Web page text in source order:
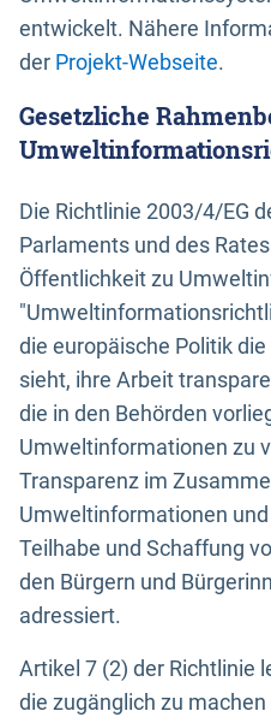
entwickelt. Nähere
der Projekt-Webseite.
Gesetzliche
Die Richtlinie 2003/4/EG
Parlaments und des
Öffentlichkeit zu
die europäische Politik
sieht, ihre Arbeit
die in den Behörden
Umweltinformationen zu
Transparenz im
Umweltinformationen
Teilhabe und Schaffung
den Bürgern und
adressiert.
Artikel 7 (2) der Richtlinie
die zugänglich zu